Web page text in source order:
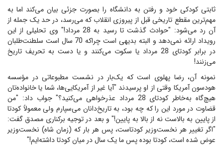
ثابتی کودکی خود و رفتن به دانشگاه را بصورت جزئی بیان می‌کند اما به
مهم‌ترین مقطع تاریخی قبل از پیروزی انقلاب که می‌رسد، در حد یک جمله از
آن رد می‌شود: "حوادث گذشت تا رسید به 28 مرداد!" وی تحلیلی از این
رویداد ارائه نمی‌دهد و البته بدیهی است چراکه 70 سال است سلطنت‌طلبان
در برابر کودتای 28 مرداد یا سکوت می‌کنند و یا دست به تحریف تاریخ
می‌زنند!
نمونه آن، رضا پهلوی است که یک‌بار در نشست مطبوعاتی در مؤسسه
هودسون آمریکا وقتی از او پرسیدند "آیا غیر از آمریکایی‌ها، شما یا خانواده‌تان
هیچ‌گاه به‌خاطر کودتای 28 مرداد عذرخواهی می‌کنید؟" جواب داد: "من
قضاوت در مورد این را که چه بود، به تاریخ‌دانان می‌سپارم ولی معمولاً کودتا
از پایین به بالاست نه از بالا به پایین!" و بعد در توجیه برکناری مصدق گفت:
"اگر تغییر هر نخست‌وزیر کودتاست، پس هر بار که (زمان شاه) نخست‌وزیر
عوض شده است، کودتا بوده پس ما یک سال در میان کودتا داشته‌ایم!"